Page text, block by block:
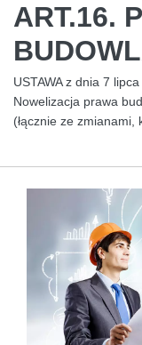
ART.16.
USTAWA z dnia 7
Nowelizacja prawa
(łącznie ze zmianami,